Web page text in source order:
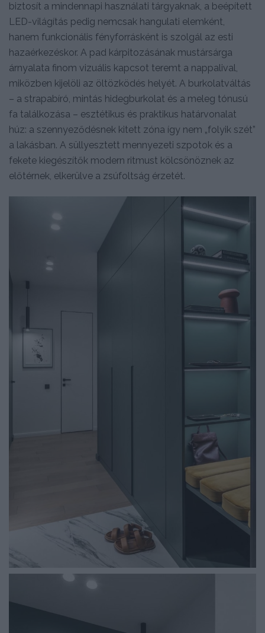
biztosít a mindennapi használati tárgyaknak, a beépített
LED-világítás pedig nemcsak hangulati elemként,
hanem funkcionális fényforrásként is szolgál az esti
hazaérkezéskor. A pad kárpitozásának mustársárga
árnyalata finom vizuális kapcsot teremt a nappalival,
miközben kijelöli az öltözködés helyét. A burkolatváltás
– a strapabíró, mintás hidegburkolat és a meleg tónusú
fa találkozása – esztétikus és praktikus határvonalat
húz: a szennyeződésnek kitett zóna így nem „folyik szét”
a lakásban. A süllyesztett mennyezeti szpotok és a
fekete kiegészítők modern ritmust kölcsönöznek az
előtérnek, elkerülve a zsúfoltság érzetét.